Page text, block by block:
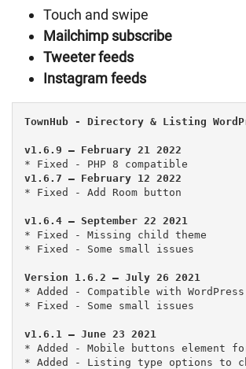
Touch and swipe
Mailchimp subscribe
Tweeter feeds
Instagram feeds
TownHub - Directory & Listing
* Fixed - Add Room button
* Fixed - Missing child theme
* Fixed - Some small issues
* Added - Compatible with
* Fixed - Some small issues
* Added - Mobile buttons element
* Added - Listing type options to